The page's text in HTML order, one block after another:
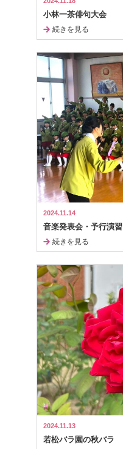
小林一茶俳句大会
続きを見る
2024.11.14
音楽発表会・予行演習
続きを見る
2024.11.13
若松バラ園の秋バラ